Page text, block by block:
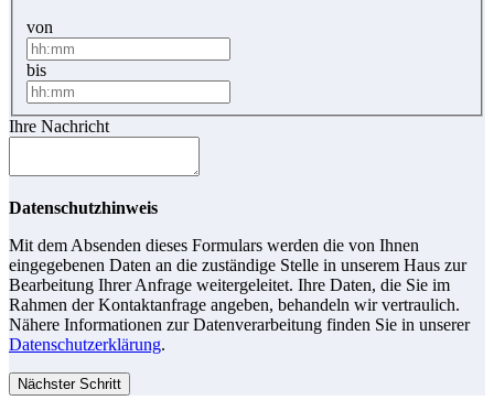
von
bis
Ihre Nachricht
Datenschutzhinweis
Mit dem Absenden dieses Formulars werden die von Ihnen
eingegebenen Daten an die zuständige Stelle in unserem Haus zur
Bearbeitung Ihrer Anfrage weitergeleitet. Ihre Daten, die Sie im
Rahmen der Kontaktanfrage angeben, behandeln wir vertraulich.
Nähere Informationen zur Datenverarbeitung finden Sie in unserer
Datenschutzerklärung.
Nächster Schritt